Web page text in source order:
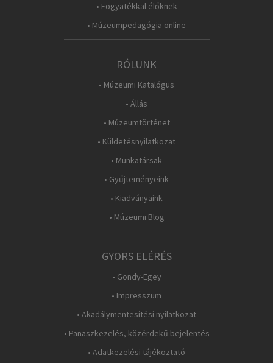
• Fogyatékkal élőknek
• Múzeumpedagógia online
RÓLUNK
• Múzeumi Katalógus
• Állás
• Múzeumtörténet
• Küldetésnyilatkozat
• Munkatársak
• Gyűjteményeink
• Kiadványaink
• Múzeumi Blog
GYORS ELÉRÉS
• Gondy-Egey
• Impresszum
• Akadálymentesítési nyilatkozat
• Panaszkezelés, közérdekű bejelentés
• Adatkezelési tájékoztató